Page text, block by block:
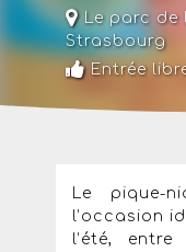
Le parc de
Strasbourg
Entrée
Le pique-
l’occasion
l’été,